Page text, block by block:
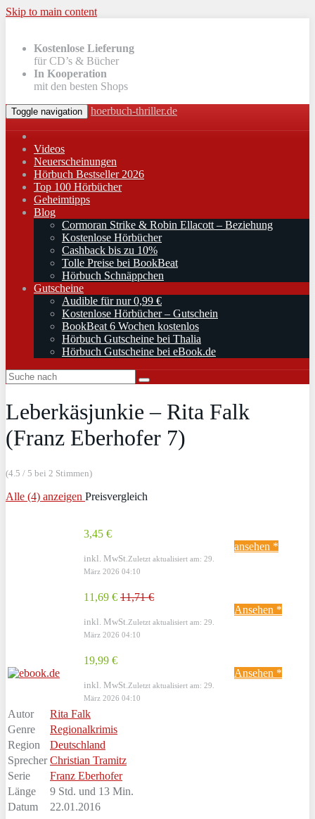
Skip to main content
Kostenlose Lieferung
für CD’s & Bücher
In Kooperation
mit den besten Shops
Toggle navigation hoerbuch-thriller.de
Videos
Neuerscheinungen
Hörbuch Bestseller 2026
Top 100 Hörbücher
Geheimtipps
Blog
Cormoran Strike & Robin Ellacott – Beziehung
Kostenlose Hörbücher
Cashback bis zu 10%
Tolle Preise bei BookBeat
Hörbuch Schnäppchen
Gutscheine
Audible für nur 0,99 €
Kostenlose Hörbücher – Gutschein
BookBeat 6 Wochen kostenlos
Hörbuch Gutscheine bei Thalia
Hörbuch Gutscheine bei eBook.de
Leberkäsjunkie – Rita Falk
(Franz Eberhofer 7)
(4.5 / 5 bei 2 Stimmen)
Alle (4) anzeigen Preisvergleich
3,45 €
inkl. MwSt. Zuletzt aktualisiert am: 29.
März 2026 04:10
ansehen *
11,69 € 11,71 €
inkl. MwSt. Zuletzt aktualisiert am: 29.
März 2026 04:10
Ansehen *
19,99 €
inkl. MwSt. Zuletzt aktualisiert am: 29.
März 2026 04:10
Ansehen *
Autor
Rita Falk
Genre
Regionalkrimis
Region
Deutschland
Sprecher Christian Tramitz
Serie
Franz Eberhofer
Länge
9 Std. und 13 Min.
Datum
22.01.2016